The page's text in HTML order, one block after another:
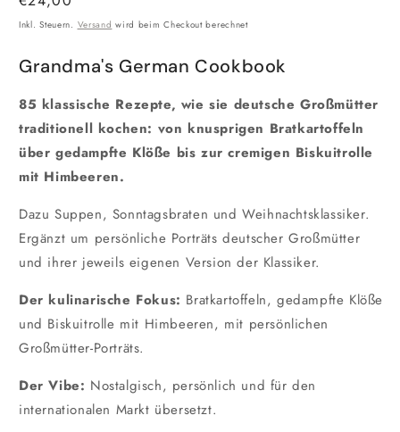
Preis
Inkl. Steuern. Versand wird beim Checkout berechnet
Grandma's German Cookbook
85 klassische Rezepte, wie sie deutsche Großmütter
traditionell kochen: von knusprigen Bratkartoffeln
über gedampfte Klöße bis zur cremigen Biskuitrolle
mit Himbeeren.
Dazu Suppen, Sonntagsbraten und Weihnachtsklassiker.
Ergänzt um persönliche Porträts deutscher Großmütter
und ihrer jeweils eigenen Version der Klassiker.
Der kulinarische Fokus: Bratkartoffeln, gedampfte Klöße
und Biskuitrolle mit Himbeeren, mit persönlichen
Großmütter-Porträts.
Der Vibe: Nostalgisch, persönlich und für den
internationalen Markt übersetzt.